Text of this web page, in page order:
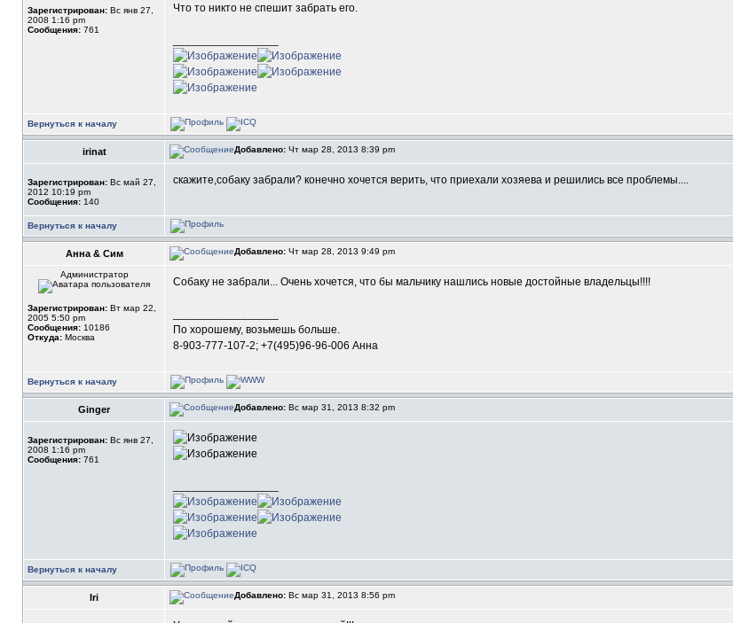
Зарегистрирован: Вс янв 27,
2008 1:16 pm
Сообщения: 761
Что то никто не спешит забрать его.
Вернуться к началу
irinat Добавлено: Чт мар 28, 2013 8:39 pm
Зарегистрирован: Вс май 27,
2012 10:19 pm
Сообщения: 140
скажите,собаку забрали? конечно хочется верить, что приехали хозяева и решились все проблемы....
Вернуться к началу
Анна & Сим Добавлено: Чт мар 28, 2013 9:49 pm
Администратор
Зарегистрирован: Вт мар 22,
2005 5:50 pm
Сообщения: 10186
Откуда: Москва
Собаку не забрали... Очень хочется, что бы мальчику нашлись новые достойные владельцы!!!!
По хорошему, возьмешь больше.
8-903-777-107-2; +7(495)96-96-006 Анна
Вернуться к началу
Ginger Добавлено: Вс мар 31, 2013 8:32 pm
Зарегистрирован: Вс янв 27,
2008 1:16 pm
Сообщения: 761
Вернуться к началу
Iri Добавлено: Вс мар 31, 2013 8:56 pm